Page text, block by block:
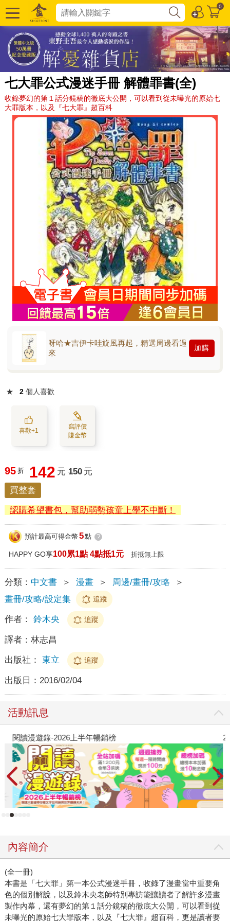
0
七大罪公式漫迷手冊 解體罪書(全)
收錄夢幻的第１話分鏡稿的徹底大公開，可以看到從未曝光的原始七
大罪版本，以及『七大罪』超百科
呀哈★吉伊卡哇旋風再起，精選周邊看過
來
加購
★ 2 個人喜歡
喜歡+1
寫評價
賺金幣
95 折 142 元 150 元
買整套
認購希望書包，幫助弱勢孩童上學不中斷！
預計最高可得金幣 5點 ?
HAPPY GO享100累1點 4點抵1元 折抵無上限
分類： 中文書 ＞ 漫畫 ＞ 周邊/畫冊/攻略
＞
畫冊/攻略/設定集
追蹤
作者： 鈴木央 追蹤
譯者： 林志昌
出版社： 東立 追蹤
出版日： 2016/02/04
活動訊息
閱讀漫遊錄-2026上半年暢銷榜
內容簡介
(全一冊)
本書是「七大罪」第一本公式漫迷手冊，收錄了漫畫當中重要角
色的個別解說，以及鈴木央老師特別專訪能讓讀者了解許多漫畫
製作內幕，還有夢幻的第１話分鏡稿的徹底大公開，可以看到從
未曝光的原始七大罪版本，以及『七大罪』超百科，更是讀者要